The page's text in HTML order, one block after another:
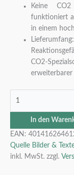
Keine
funktioniert
in einem
CO2-
erweiterbarer
In den
EAN:
Quelle Bilder &
inkl. MwSt. zzgl.